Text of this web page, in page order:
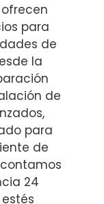
para
de
la
de
para
de
24